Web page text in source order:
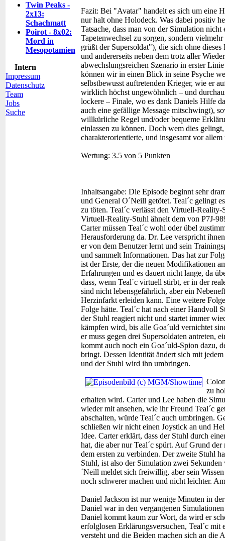
Twin Peaks -
2x13:
Schachmatt
Poirot - 8x02:
Mord in
Mesopotamien
Intern
Impressum
Datenschutz
Team
Jobs
Suche
Fazit: Bei "Avatar" handelt es sich um eine
nur halt ohne Holodeck. Was dabei positiv
Tatsache, dass man von der Simulation
Tapetenwechsel zu sorgen, sondern
grüßt der Supersoldat"), die sich ohne
und andererseits neben dem trotz aller
abwechslungsreichen Szenario in erster
können wir in einen Blick in seine Psyche
selbstbewusst auftretenden Krieger, wie er
wirklich höchst ungewöhnlich – und
lockere – Finale, wo es dank Daniels Hilfe
auch eine gefällige Message mitschwingt),
willkürliche Regel und/oder bequeme
einlassen zu können. Doch wem dies
charakterorientierte, und insgesamt vor
Wertung: 3.5 von 5 Punkten
Inhaltsangabe: Die Episode beginnt sehr
und General O´Neill getötet. Teal´c gelingt
zu töten. Teal´c verlässt den Virtuell-
Virtuell-Reality-Stuhl ähnelt dem von P7J-
Carter müssen Teal´c wohl oder übel
Herausforderung da. Dr. Lee verspricht
er von dem Benutzer lernt und sein
und sammelt Informationen. Das hat zur
ist der Erste, der die neuen Modifikationen
Erfahrungen und es dauert nicht lange, da
dass, wenn Teal´c virtuell stirbt, er in der
sind nicht lebensgefährlich, aber ein
Herzinfarkt erleiden kann. Eine weitere
Folge hätte. Teal´c hat nach einer Handvoll
der Stuhl reagiert nicht und startet immer
kämpfen wird, bis alle Goa´uld vernichtet
er muss gegen drei Supersoldaten antreten,
kommt auch noch ein Goa´uld-Spion dazu,
bringt. Dessen Identität ändert sich mit
und der Stuhl wird ihn umbringen.
zu
erhalten wird. Carter und Lee haben die
wieder mit ansehen, wie ihr Freund Teal´c
abschalten, würde Teal´c auch umbringen.
schließen wir nicht einen Joystick an und
Idee. Carter erklärt, dass der Stuhl durch
hat, die aber nur Teal´c spürt. Auf Grund
dem ersten zu verbinden. Der zweite Stuhl
Stuhl, ist also der Simulation zwei
´Neill meldet sich freiwillig, aber sein
noch schwerer machen und nicht leichter.
Daniel Jackson ist nur wenige Minuten in
Daniel war in den vergangenen
Daniel kommt kaum zur Wort, da wird er
erfolglosen Erklärungsversuchen, Teal´c
versteht und die Beiden machen sich an die